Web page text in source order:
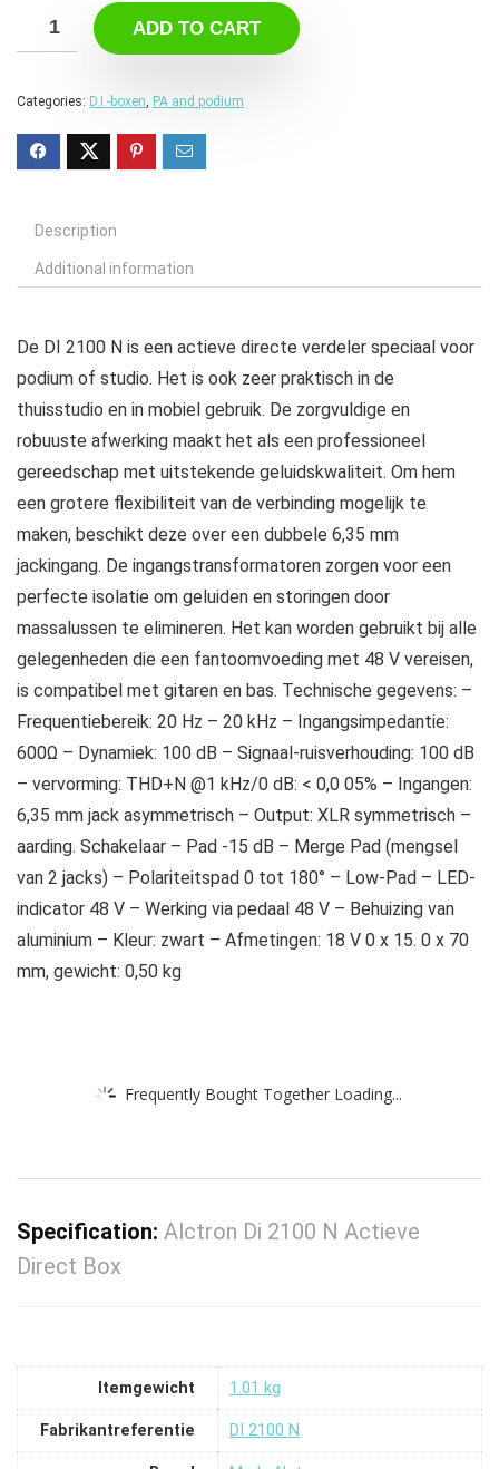
ADD TO CART
Categories: D.I.-boxen, PA and podium
Description
Additional information
De DI 2100 N is een actieve directe verdeler speciaal voor
podium of studio. Het is ook zeer praktisch in de
thuisstudio en in mobiel gebruik. De zorgvuldige en
robuuste afwerking maakt het als een professioneel
gereedschap met uitstekende geluidskwaliteit. Om hem
een grotere flexibiliteit van de verbinding mogelijk te
maken, beschikt deze over een dubbele 6,35 mm
jackingang. De ingangstransformatoren zorgen voor een
perfecte isolatie om geluiden en storingen door
massalussen te elimineren. Het kan worden gebruikt bij alle
gelegenheden die een fantoomvoeding met 48 V vereisen,
is compatibel met gitaren en bas. Technische gegevens: –
Frequentiebereik: 20 Hz – 20 kHz – Ingangsimpedantie:
600Ω – Dynamiek: 100 dB – Signaal-ruisverhouding: 100 dB
– vervorming: THD+N @1 kHz/0 dB: < 0,0 05% – Ingangen:
6,35 mm jack asymmetrisch – Output: XLR symmetrisch –
aarding. Schakelaar – Pad -15 dB – Merge Pad (mengsel
van 2 jacks) – Polariteitspad 0 tot 180° – Low-Pad – LED-
indicator 48 V – Werking via pedaal 48 V – Behuizing van
aluminium – Kleur: zwart – Afmetingen: 18 V 0 x 15. 0 x 70
mm, gewicht: 0,50 kg
Frequently Bought Together Loading...
Specification: Alctron Di 2100 N Actieve
Direct Box
Itemgewicht ‎1.01 kg
Fabrikantreferentie ‎DI 2100 N